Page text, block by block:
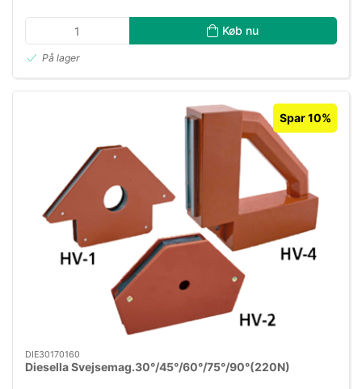
Køb nu
På lager
Spar 10%
DIE30170160
Diesella Svejsemag.30°/45°/60°/75°/90°(220N)